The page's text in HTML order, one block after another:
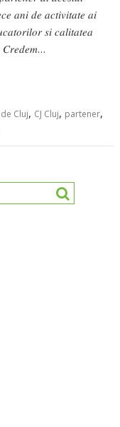
𝑎𝑛𝑖 𝑑𝑒 𝑎𝑐𝑡𝑖𝑣𝑖𝑡𝑎𝑡𝑒 𝑎𝑖
𝑠𝑖 𝑐𝑎𝑙𝑖𝑡𝑎𝑡𝑒𝑎
𝐶𝑟𝑒𝑑𝑒𝑚…
Cluj, CJ Cluj, partener,